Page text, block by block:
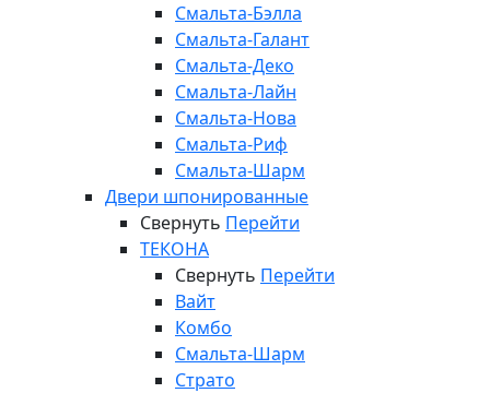
Смальта-Бэлла
Смальта-Галант
Смальта-Деко
Смальта-Лайн
Смальта-Нова
Смальта-Риф
Смальта-Шарм
Двери шпонированные
Свернуть Перейти
ТЕКОНА
Свернуть Перейти
Вайт
Комбо
Смальта-Шарм
Страто